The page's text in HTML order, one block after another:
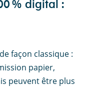
% digital :
façon classique :
papier,
peuvent être plus